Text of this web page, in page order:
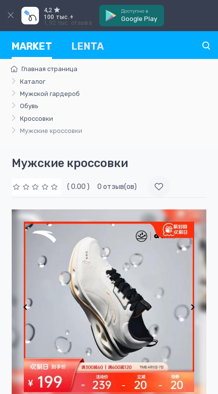
4,2
100 тыс.+
1,92 тыс. отзыва
Доступно в
Google Play
MARKET LENTA
Главная страница
Каталог
Мужской гардероб
Обувь
Кроссовки
Мужские кроссовки
Мужские кроссовки
( 0.00 ) 0 отзыв(ов)